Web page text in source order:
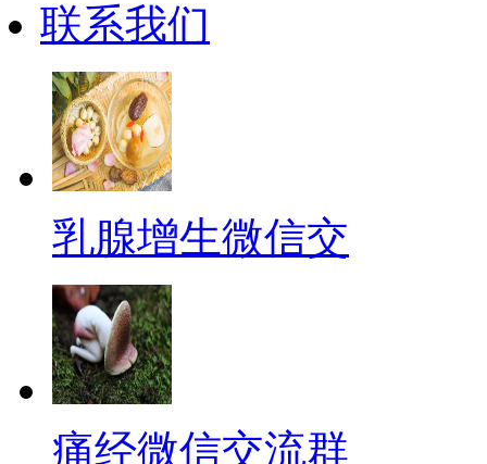
联系我们
乳腺增生微信交
痛经微信交流群